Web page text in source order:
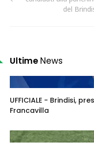
del
Ultime News
UFFICIALE - Brindisi,
Francavilla